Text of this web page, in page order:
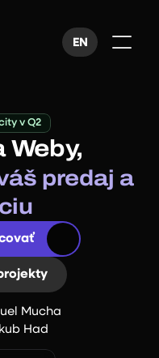
EN
v Q2
Weby,
predaj a
Mucha
Had